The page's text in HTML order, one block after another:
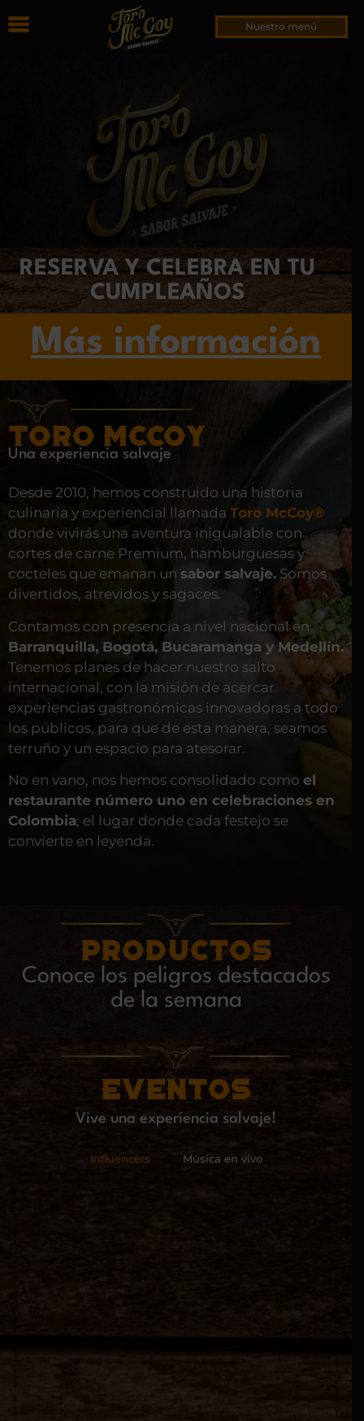
Nuestro menú
RESERVA Y CELEBRA EN TU
CUMPLEAÑOS
Más información
TORO MCCOY
Una experiencia salvaje
Desde 2010, hemos construido una historia
culinaria y experiencial llamada Toro McCoy®
donde vivirás una aventura inigualable con
cortes de carne Premium, hamburguesas y
cocteles que emanan un sabor salvaje. Somos
divertidos, atrevidos y sagaces.
Contamos con presencia a nivel nacional en
Barranquilla, Bogotá, Bucaramanga y Medellín.
Tenemos planes de hacer nuestro salto
internacional, con la misión de acercar
experiencias gastronómicas innovadoras a todo
los públicos, para que de esta manera, seamos
terruño y un espacio para atesorar.
No en vano, nos hemos consolidado como el
restaurante número uno en celebraciones en
Colombia; el lugar donde cada festejo se
convierte en leyenda.
PRODUCTOS
Conoce los peligros destacados
de la semana
EVENTOS
Vive una experiencia salvaje!
Influencers Música en vivo